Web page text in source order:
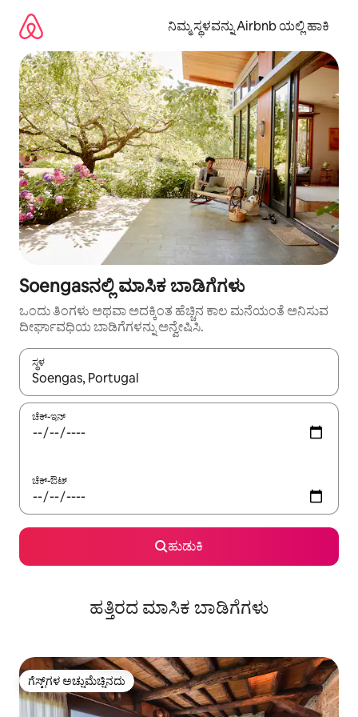
ಹೋಗಿ
ನಿಮ್ಮ ಸ್ಥಳವನ್ನು Airbnb ಯಲ್ಲಿ ಹಾಕಿ
Soengasನಲ್ಲಿ ಮಾಸಿಕ ಬಾಡಿಗೆಗಳು
ಒಂದು ತಿಂಗಳು ಅಥವಾ ಅದಕ್ಕಿಂತ ಹೆಚ್ಚಿನ ಕಾಲ ಮನೆಯಂತೆ ಅನಿಸುವ
ದೀರ್ಘಾವಧಿಯ ಬಾಡಿಗೆಗಳನ್ನು ಅನ್ವೇಷಿಸಿ.
ಸ್ಥಳ
ಫಲಿತಾಂಶಗಳು ಲಭ್ಯವಿರುವಾಗ, ಅಪ್ ಮತ್ತು ಡೌನ್ ಬಾಣದ ಕೀಲಿಗಳೊಂದಿಗೆ
ಚೆಕ್-ಇನ್
ಚೆಕ್-ಔಟ್
ಹುಡುಕಿ
ಹತ್ತಿರದ ಮಾಸಿಕ ಬಾಡಿಗೆಗಳು
ಗೆಸ್ಟ್‌ಗಳ ಅಚ್ಚುಮೆಚ್ಚಿನದು
ಗೆಸ್ಟ್‌ಗಳ ಅಚ್ಚುಮೆಚ್ಚಿನದು